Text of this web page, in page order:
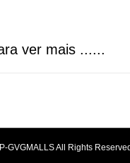
ver mais ......
GVGMALLS All Rights